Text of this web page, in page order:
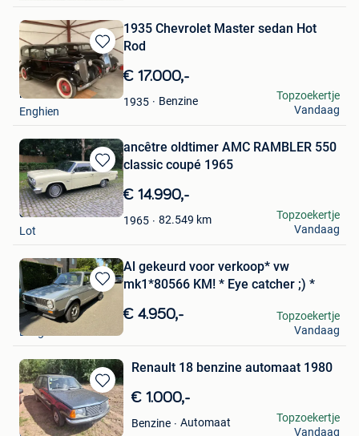
Bewaren
in
Mijn
Favorieten
1935 Chevrolet Master sedan Hot
Rod
€ 17.000,-
1935 Benzine
Peter
Enghien
Topzoekertje
Vandaag
Bewaren
in
Mijn
Favorieten
ancêtre oldtimer AMC RAMBLER 550
classic coupé 1965
€ 14.990,-
1965 82.549 km
olivierr.
Lot
Topzoekertje
Vandaag
Bewaren
in
Favorieten
Al gekeurd voor verkoop* vw
mk1*80566 KM! * Eye catcher ;) *
€ 4.950,-
Dhr Y.
Edegem
Topzoekertje
Vandaag
Bewaren
in
Mijn
Renault 18 benzine automaat 1980
€ 1.000,-
Benzine Automaat
CM
Topzoekertje
Vandaag